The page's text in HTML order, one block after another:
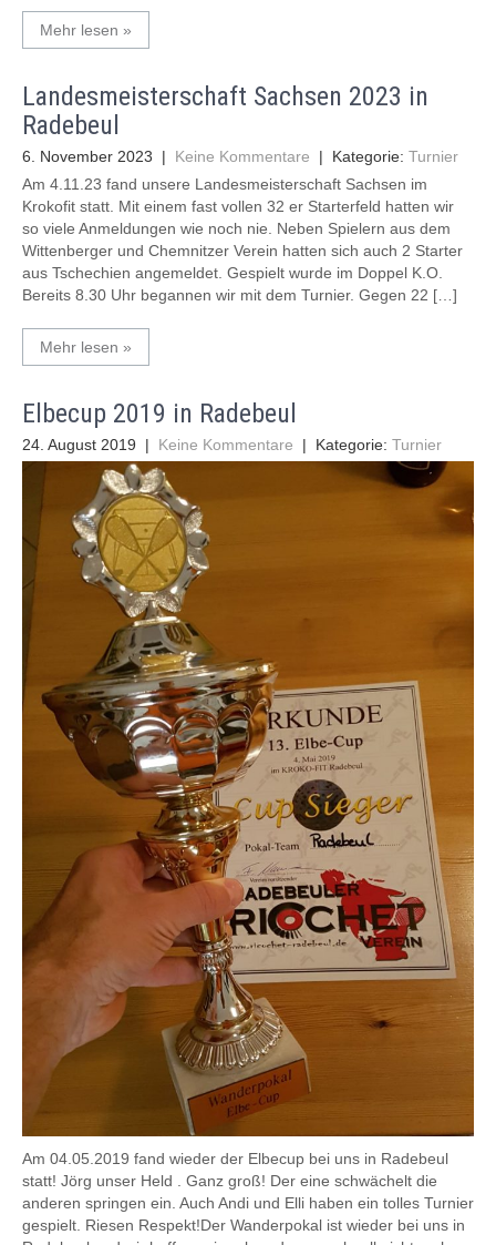
Mehr lesen »
Landesmeisterschaft Sachsen 2023 in
Radebeul
6. November 2023 | Keine Kommentare | Kategorie: Turnier
Am 4.11.23 fand unsere Landesmeisterschaft Sachsen im
Krokofit statt. Mit einem fast vollen 32 er Starterfeld hatten wir
so viele Anmeldungen wie noch nie. Neben Spielern aus dem
Wittenberger und Chemnitzer Verein hatten sich auch 2 Starter
aus Tschechien angemeldet. Gespielt wurde im Doppel K.O.
Bereits 8.30 Uhr begannen wir mit dem Turnier. Gegen 22 […]
Mehr lesen »
Elbecup 2019 in Radebeul
24. August 2019 | Keine Kommentare | Kategorie: Turnier
Am 04.05.2019 fand wieder der Elbecup bei uns in Radebeul
statt! Jörg unser Held . Ganz groß! Der eine schwächelt die
anderen springen ein. Auch Andi und Elli haben ein tolles Turnier
gespielt. Riesen Respekt!Der Wanderpokal ist wieder bei uns in